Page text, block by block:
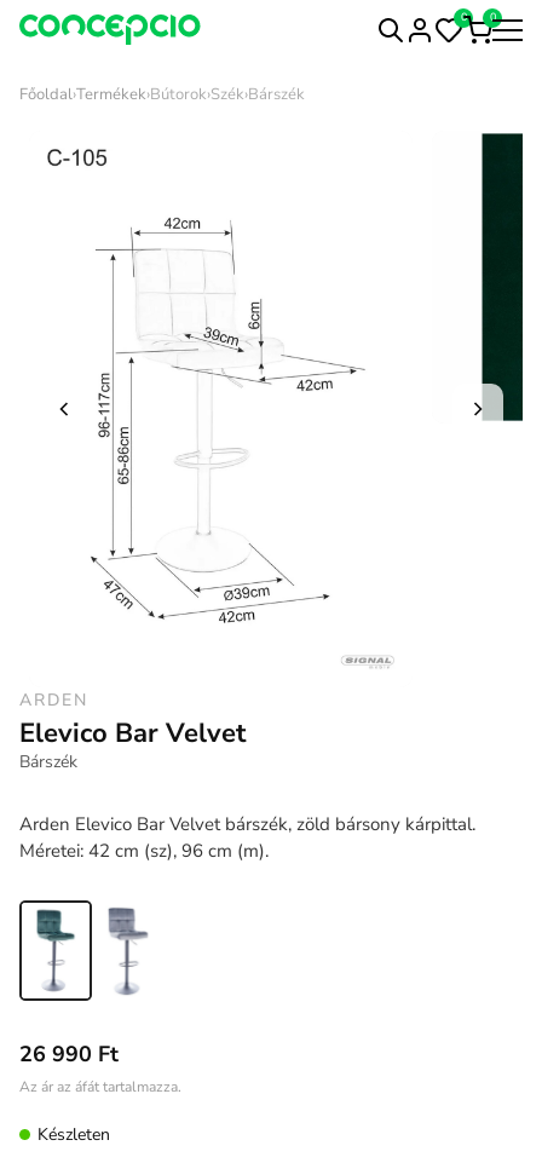
0 0
Főoldal›Termékek›Bútorok›Szék›Bárszék
ARDEN
Elevico Bar Velvet
Bárszék
Arden Elevico Bar Velvet bárszék, zöld bársony kárpittal.
Méretei: 42 cm (sz), 96 cm (m).
26 990 Ft
Az ár az áfát tartalmazza.
Készleten